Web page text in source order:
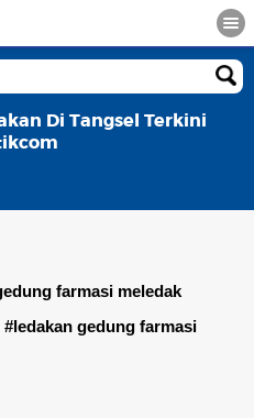
Di Tangsel Terkini
farmasi meledak
#ledakan gedung farmasi